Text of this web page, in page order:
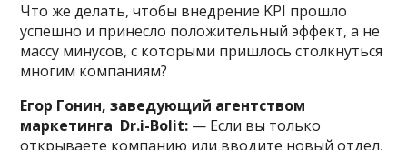
Что же делать, чтобы внедрение KPI прошло
успешно и принесло положительный эффект, а не
массу минусов, с которыми пришлось столкнуться
многим компаниям?
Егор Гонин, заведующий агентством
маркетинга Dr.i-Bolit: — Если вы только
открываете компанию или вводите новый отдел,